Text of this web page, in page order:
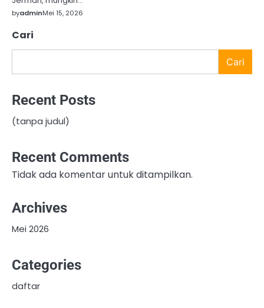
byadminMei 15, 2026
Cari
Cari
Recent Posts
(tanpa judul)
Recent Comments
Tidak ada komentar untuk ditampilkan.
Archives
Mei 2026
Categories
daftar